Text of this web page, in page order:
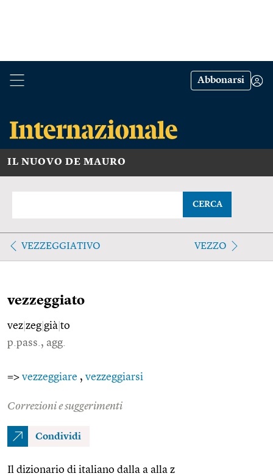
Abbonarsi
IL NUOVO DE MAURO
CERCA
VEZZEGGIATIVO VEZZO
vezzeggiato
vez zeg già to
p.pass., agg.
=> vezzeggiare , vezzeggiarsi
Correzioni e suggerimenti
Condividi
Il dizionario di italiano dalla a alla z